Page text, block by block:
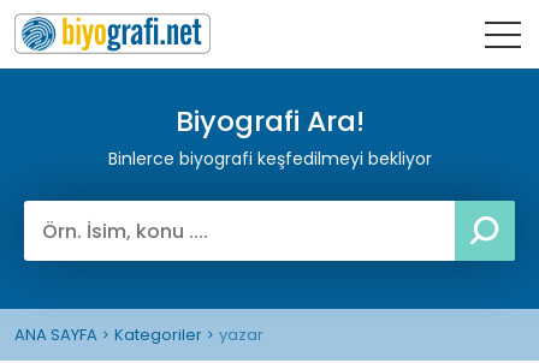
Biyografi Ara!
Binlerce biyografi keşfedilmeyi bekliyor
ANA SAYFA Kategoriler yazar